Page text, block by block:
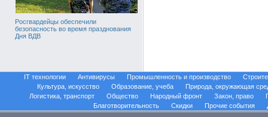
Росгвардейцы обеспечили
безопасность во время празднования
Дня ВДВ
IT технологии Антивирусы Промышленность и производство
Культура, искусство
Образование, учеба
Природа, окружающая
Логистика, транспорт
Общество Народный фронт Закон, право
Благотворительность
Скидки Прочие события